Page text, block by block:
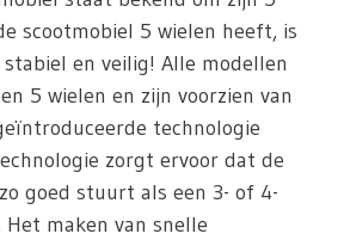
scootmobiel 5 wielen heeft, is
en veilig! Alle modellen
5 wielen en zijn voorzien van
technologie
zorgt ervoor dat de
goed stuurt als een 3- of 4-
maken van snelle